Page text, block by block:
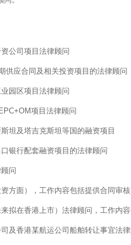
公司项目法律顾问
供应合同及相关投资项目的法律顾问
园区项目法律顾问
项目法律顾问
坦及塔吉克斯坦等国的融资项目
银行配套融资项目的法律顾问
问
方面），工作内容包括提供合同审
拟在香港上市）法律顾问，工作内
及香港某航运公司船舶转让事宜法